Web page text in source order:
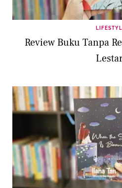
Review Buku Tanpa